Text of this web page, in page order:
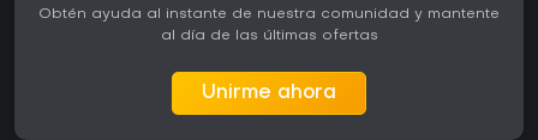
Obtén ayuda al instante de nuestra comunidad y mantente
al día de las últimas ofertas
Unirme ahora